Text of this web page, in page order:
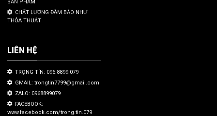
SẢN PHẨM
CHẤT LƯỢNG ĐÀM BẢO NHƯ
THỎA THUẬT
LIÊN HỆ
TRỌNG TÍN: 096.8899.079
GMAIL: trongtin7799@gmail.com
ZALO: 0968899079
FACEBOOK:
www.facebook.com/trong.tin.079